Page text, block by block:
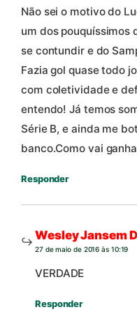
Não sei o motivo do
um dos pouquíssimos
se contundir e do
Fazia gol quase todo
com coletividade e
entendo! Já temos
Série B, e ainda me
banco.Como vai
Responder
Wesley Jansem
27 de maio de 2016 às 10:19
VERDADE
Responder